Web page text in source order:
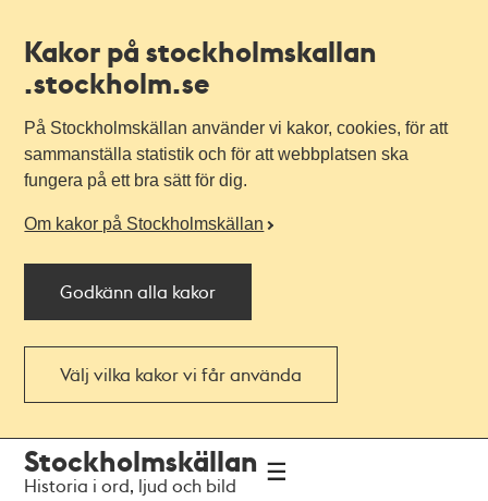
Kakor på stockholmskallan
.stockholm.se
På Stockholmskällan använder vi kakor, cookies, för att
sammanställa statistik och för att webbplatsen ska
fungera på ett bra sätt för dig.
Om kakor på Stockholmskällan
Godkänn alla kakor
Välj vilka kakor vi får använda
navigationen
huvudinnehållet
Stockholmskällan
Historia i ord, ljud och bild